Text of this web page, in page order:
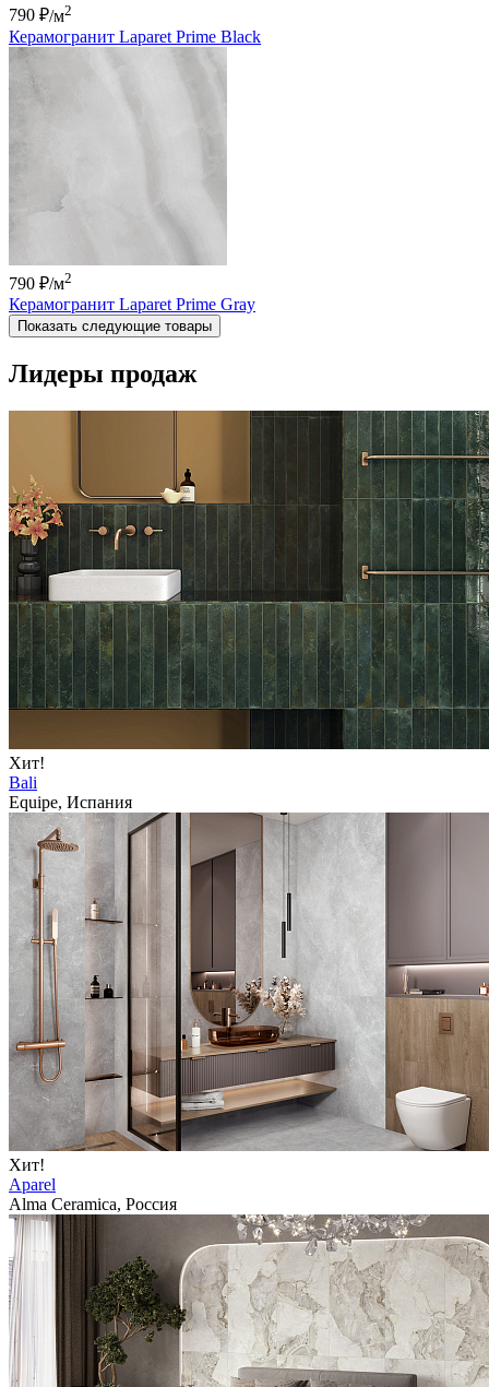
790 ₽/м2
Керамогранит Laparet Prime Black
790 ₽/м2
Керамогранит Laparet Prime Gray
Показать следующие товары
Лидеры продаж
Хит!
Bali
Equipe, Испания
Хит!
Aparel
Alma Ceramica, Россия